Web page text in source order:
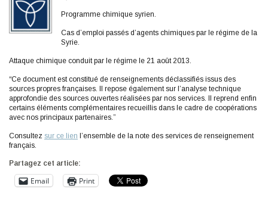
Programme chimique syrien.
Cas d’emploi passés d’agents chimiques par le régime de la
Syrie.
Attaque chimique conduit par le régime le 21 août 2013.
“Ce document est constitué de renseignements déclassifiés issus des
sources propres françaises. Il repose également sur l’analyse technique
approfondie des sources ouvertes réalisées par nos services. Il reprend enfin
certains éléments complémentaires recueillis dans le cadre de coopérations
avec nos principaux partenaires.”
Consultez sur ce lien l’ensemble de la note des services de renseignement
français.
Partagez cet article:
Email Print